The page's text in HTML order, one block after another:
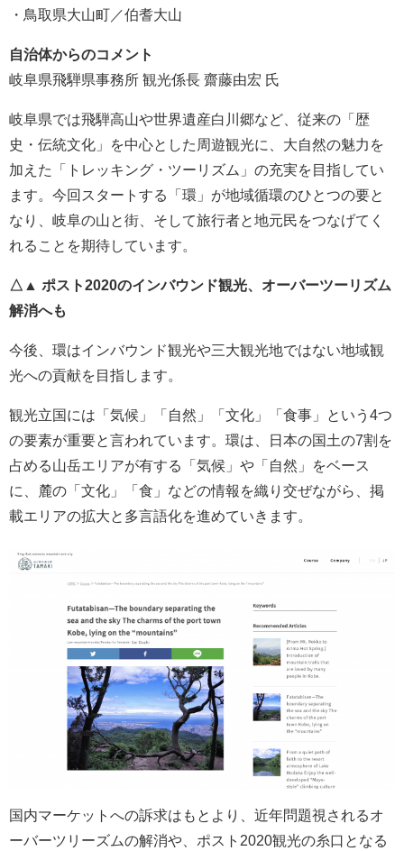
・鳥取県大山町／伯耆大山
自治体からのコメント
岐阜県飛騨県事務所 観光係長 齋藤由宏 氏
岐阜県では飛騨高山や世界遺産白川郷など、従来の「歴
史・伝統文化」を中心とした周遊観光に、大自然の魅力を
加えた「トレッキング・ツーリズム」の充実を目指してい
ます。今回スタートする「環」が地域循環のひとつの要と
なり、岐阜の山と街、そして旅行者と地元民をつなげてく
れることを期待しています。
△▲ ポスト2020のインバウンド観光、オーバーツーリズム
解消へも
今後、環はインバウンド観光や三大観光地ではない地域観
光への貢献を目指します。
観光立国には「気候」「自然」「文化」「食事」という4つ
の要素が重要と言われています。環は、日本の国土の7割を
占める山岳エリアが有する「気候」や「自然」をベース
に、麓の「文化」「食」などの情報を織り交ぜながら、掲
載エリアの拡大と多言語化を進めていきます。
国内マーケットへの訴求はもとより、近年問題視されるオ
ーバーツリーズムの解消や、ポスト2020観光の糸口となる